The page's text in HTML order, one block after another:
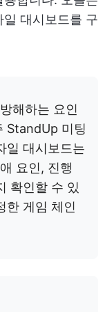
대시보드를 구
해하는 요인
StandUp 미팅
일 대시보드는
요인, 진행
확인할 수 있
한 게임 체인